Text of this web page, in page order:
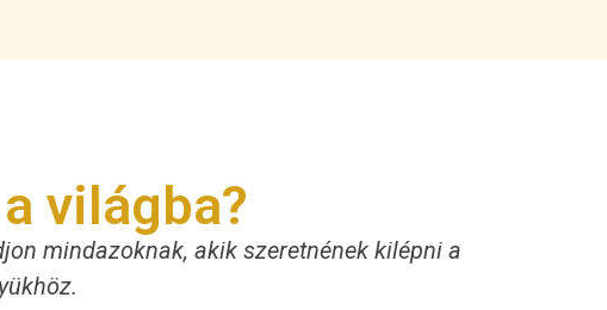
világba?
mindazoknak, akik szeretnének kilépni a